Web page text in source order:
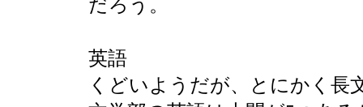
だろう。
英語
くどいようだが、とにかく長